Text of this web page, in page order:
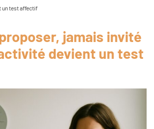
un test affectif
jamais invité
devient un test